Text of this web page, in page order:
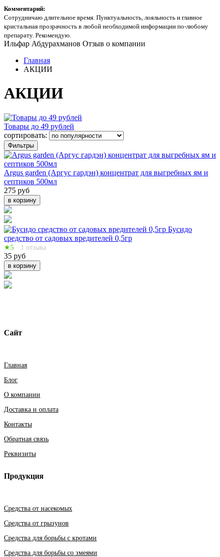
Комментарий:
Сотрудничаю длительное время. Пунктуальность, лояльность и главное
кристальная прозрачность в любой необходимой информации по-любому
препарату. Рекомендую.
Ильфар Абдурахманов Отзыв о компании
Главная
АКЦИИ
АКЦИИ
Товары до 49 рублей
сортировать:
Фильтры
Argus garden (Аргус гардэн) концентрат для выгребных ям и
септиков 500мл
275 руб
в корзину
Бусидо
средство от садовых вредителей 0,5гр
★5 1 отзыва
35 руб
в корзину
Сайт
Главная
Блог
О компании
Доставка и оплата
Контакты
Обратная связь
Реквизиты
Продукция
Средства от насекомых
Средства от грызунов
Средства для борьбы с кротами
Средства для борьбы со змеями